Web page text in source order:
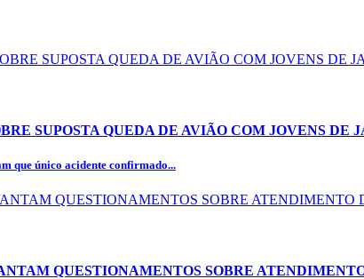
SUPOSTA QUEDA DE AVIÃO COM JOVENS DE
que único acidente confirmado...
QUESTIONAMENTOS SOBRE